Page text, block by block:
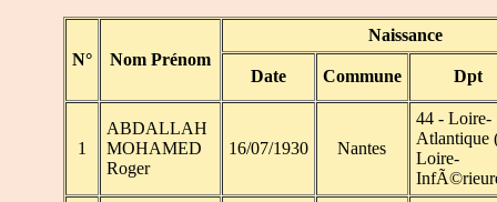
N° Nom Prénom
Naissance
Date Commune Dpt
1
ABDALLAH
MOHAMED
Roger
16/07/1930 Nantes
44 - Loire-
Atlantique
Loire-